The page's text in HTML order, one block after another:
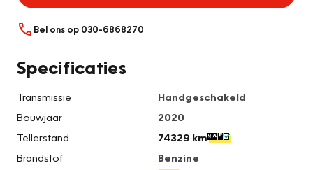
Bel ons op 030-6868270
Specificaties
Transmissie
Handgeschakeld
Bouwjaar
2020
Tellerstand
74329 km
Brandstof
Benzine